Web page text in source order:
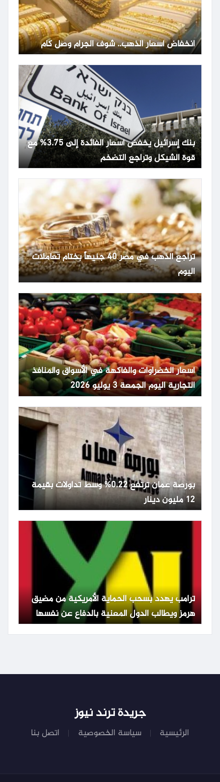
انخفاض أسعار الذهب.. شوف الجرام وصل كام
بنك إسرائيل يخفض أسعار الفائدة إلى 3.75% مع
قوة الشيكل وتراجع التضخم
تراجع الذهب في مصر 40 جنيهاً بختام تعاملات
اليوم
أسعار الخضراوات والفاكهة في الأسواق والمنافذ
التجارية اليوم الجمعة 3 يوليو 2026
بورصة عمان ترتفع 0.22% وسط تداولات بقيمة
12 مليون دينار
ترامب يهدد بسحب الحماية الأمريكية من مضيق
هرمز ويطالب الدول المعنية بالدفاع عن نفسها
جريدة ترند نيوز
الرئيسية سياسة الخصوصية اتصل بنا